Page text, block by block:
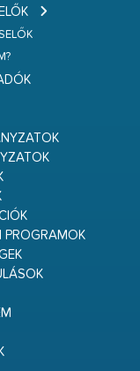
PROGRAMOK